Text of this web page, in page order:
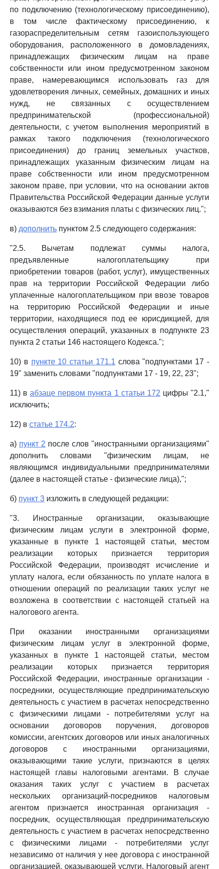
по подключению (технологическому присоединению),
в том числе фактическому присоединению, к
газораспределительным сетям газоиспользующего
оборудования, расположенного в домовладениях,
принадлежащих физическим лицам на праве
собственности или ином предусмотренном законом
праве, намеревающимся использовать газ для
удовлетворения личных, семейных, домашних и иных
нужд, не связанных с осуществлением
предпринимательской (профессиональной)
деятельности, с учетом выполнения мероприятий в
рамках такого подключения (технологического
присоединения) до границ земельных участков,
принадлежащих указанным физическим лицам на
праве собственности или ином предусмотренном
законом праве, при условии, что на основании актов
Правительства Российской Федерации данные услуги
оказываются без взимания платы с физических лиц.";
в) дополнить пунктом 2.5 следующего содержания:
"2.5. Вычетам подлежат суммы налога,
предъявленные налогоплательщику при
приобретении товаров (работ, услуг), имущественных
прав на территории Российской Федерации либо
уплаченные налогоплательщиком при ввозе товаров
на территорию Российской Федерации и иные
территории, находящиеся под ее юрисдикцией, для
осуществления операций, указанных в подпункте 23
пункта 2 статьи 146 настоящего Кодекса.";
10) в пункте 10 статьи 171.1 слова "подпунктами 17 -
19" заменить словами "подпунктами 17 - 19, 22, 23";
11) вабзаце первом пункта 1 статьи 172 цифры "2.1,"
исключить;
12) в статье 174.2:
а) пункт 2 после слов "иностранными организациями"
дополнить словами "физическим лицам, не
являющимся индивидуальными предпринимателями
(далее в настоящей статье - физические лица),";
б) пункт 3 изложить в следующей редакции:
"3. Иностранные организации, оказывающие
физическим лицам услуги в электронной форме,
указанные в пункте 1 настоящей статьи, местом
реализации которых признается территория
Российской Федерации, производят исчисление и
уплату налога, если обязанность по уплате налога в
отношении операций по реализации таких услуг не
возложена в соответствии с настоящей статьей на
налогового агента.
При оказании иностранными организациями
физическим лицам услуг в электронной форме,
указанных в пункте 1 настоящей статьи, местом
реализации которых признается территория
Российской Федерации, иностранные организации -
посредники, осуществляющие предпринимательскую
деятельность с участием в расчетах непосредственно
с физическими лицами - потребителями услуг на
основании договоров поручения, договоров
комиссии, агентских договоров или иных аналогичных
договоров с иностранными организациями,
оказывающими такие услуги, признаются в целях
настоящей главы налоговыми агентами. В случае
оказания таких услуг с участием в расчетах
нескольких организаций-посредников налоговым
агентом признается иностранная организация -
посредник, осуществляющая предпринимательскую
деятельность с участием в расчетах непосредственно
с физическими лицами - потребителями услуг
независимо от наличия у нее договора с иностранной
организацией, оказывающей услуги. Налоговый агент